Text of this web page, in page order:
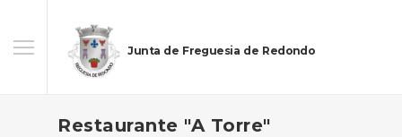
Junta de Freguesia de Redondo
Restaurante "A Torre"